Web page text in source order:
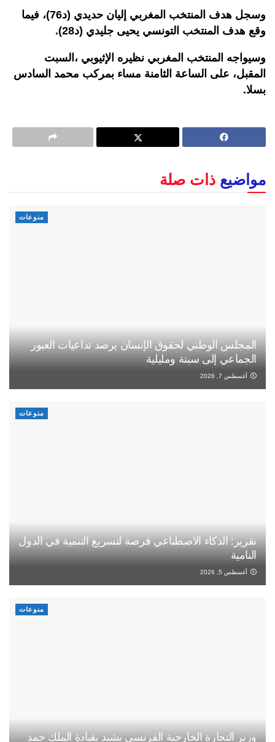
وسجل هدف المنتخب المغربي إليان حديدي (د76)، فيما
وقع هدف المنتخب التونسي يحيى جليدي (د28).
وسيواجه المنتخب المغربي نظيره الإثيوبي ،السبت
المقبل، على الساعة الثامنة مساء بمركب محمد السادس
بسلا.
مواضيع ذات صلة
منوعات
المجلس الوطني لحقوق الإنسان يرصد تداعيات العبور
الجماعي إلى سبتة ومليلية
أغسطس 7, 2026
منوعات
تقرير: الذكاء الاصطناعي فرصة لتسريع التنمية في الدول
النامية
أغسطس 5, 2026
منوعات
وزير التجارة الخارجية الفرنسي يشيد بقيادة الملك حمد